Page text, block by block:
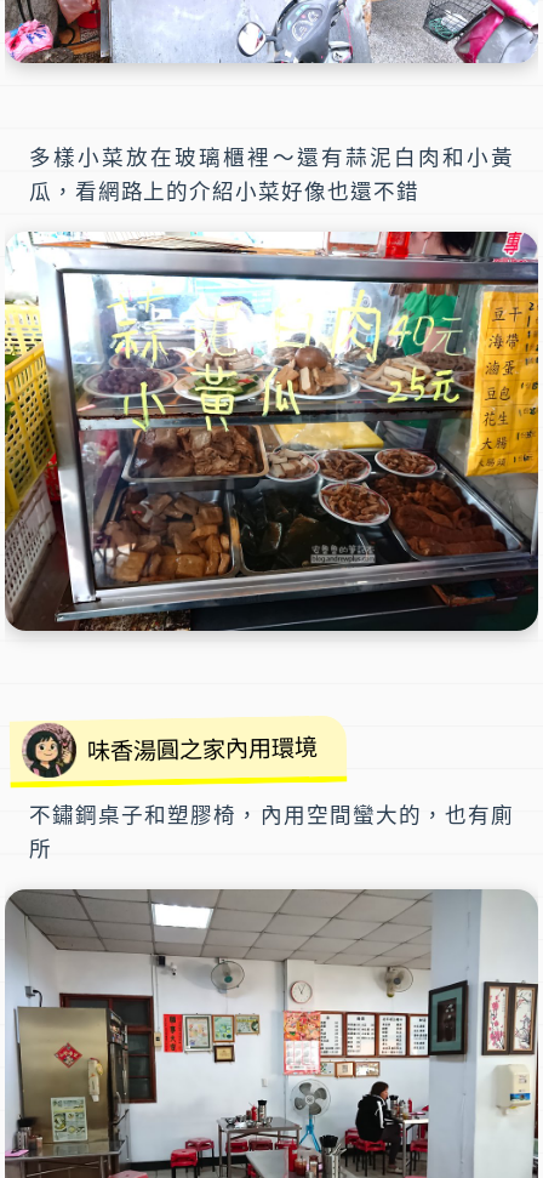
多樣小菜放在玻璃櫃裡～還有蒜泥白肉和小黃
瓜，看網路上的介紹小菜好像也還不錯
味香湯圓之家內用環境
不鏽鋼桌子和塑膠椅，內用空間蠻大的，也有廁
所